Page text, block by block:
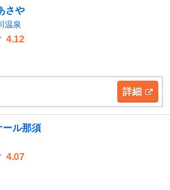
さや
温泉
4.12
詳細
ール那須
4.07